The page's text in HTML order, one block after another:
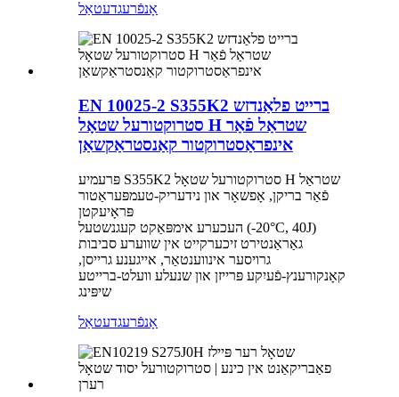
אָנפֿרעגדעטאַל
EN 10025-2 S355K2 ברייט פלאַנדזש
סטרוקטורעל שטאָל H שטראַל פֿאַר
אינפראַסטרוקטור קאַנסטראַקשאַן
פּרעמיע S355K2 סטרוקטורעל שטאָל H שטראַל
פֿאַר בריקן, אָפשאָר און נידעריק-טעמפּעראַטור
פּראָיעקטן
העכערע אימפּאַקט קעגנשטעל (-20°C, 40J)
גאַראַנטירט זיכערקייט אין שווערע סביבות
גרויסער אינווענטאַר, אייגענע גרייסן,
קאָנקורענץ-פֿעיִקע פּרייזן און שנעלע וועלט-ברייטע
שיפּינג
אָנפֿרעגדעטאַל